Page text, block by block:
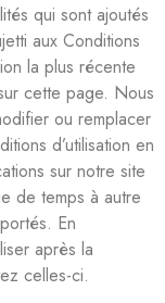
qui sont ajoutés
aux Conditions
la plus récente
cette page. Nous
ou remplacer
d’utilisation en
sur notre site
de temps à autre
En
après la
celles-ci.